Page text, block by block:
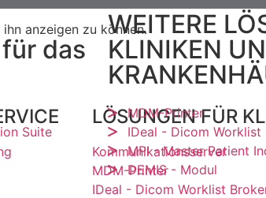
das
Suite
WEITERE
KLINIKEN
MDM-Printer
IDeal - Dicom Worklist
MPI - Master Patient
DEMIS - Modul
anzeigen zu können.
LÖSUNGEN FÜR
Kommunikationsserver
MDM-Printer
IDeal - Dicom Worklist